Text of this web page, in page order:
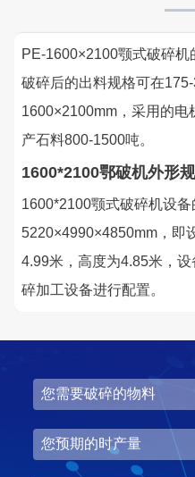
PE-1600×2100颚式破碎机
破碎后的出料规格可在
1600×2100mm，采用的
产石料800-1500吨。
1600*2100鄂破机外形
1600*2100颚式破碎机设
5220×4990×4850mm，即
4.99米，高度为4.85米，
碎加工设备进行配置。
项目坐标
湖北省荆门市
项目业主